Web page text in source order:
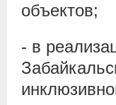
объектов;
- в